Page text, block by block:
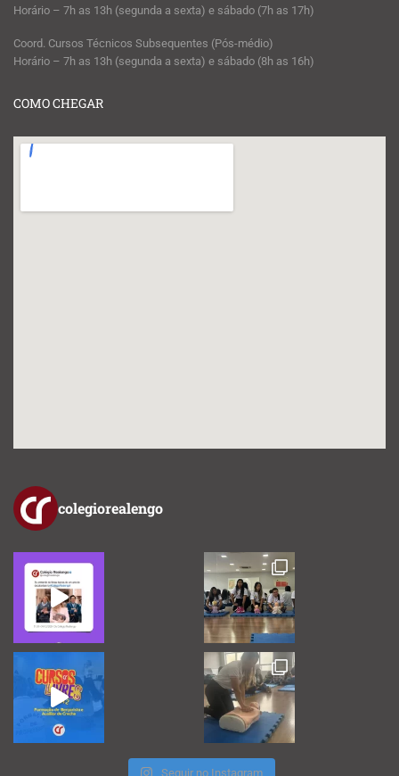
Horário – 7h as 13h (segunda a sexta) e sábado (7h as 17h)
Coord. Cursos Técnicos Subsequentes (Pós-médio)
Horário – 7h as 13h (segunda a sexta) e sábado (8h as 16h)
COMO CHEGAR
colegiorealengo
Seguir no Instagram